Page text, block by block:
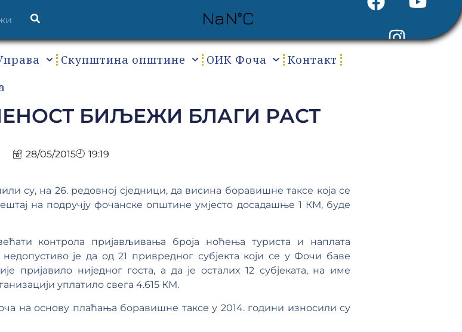
Скупштина општине ОИК Фоча
Контакт
БИЉЕЖИ БЛАГИ РАСТ
28/05/2015 19:19
су, на 26. редовној сједници, да висина боравишне таксе која се
на подручју фочанске општине умјесто досадашње 1 КМ, буде
контрола пријављивања броја ноћења туриста и наплата
је да од 21 привредног субјекта који се у Фочи баве
пријавило ниједног госта, а да је осталих 12 субјеката, на име
уплатило свега 4.615 КМ.
на основу плаћања боравишне таксе у 2014. години износили су